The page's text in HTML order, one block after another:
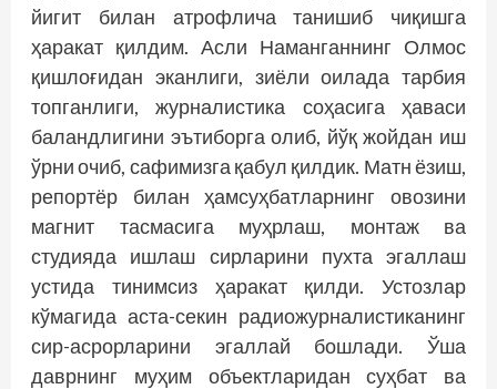
йигит билан атрофлича танишиб чиқишга
ҳаракат қилдим. Асли Наманганнинг Олмос
қишлоғидан эканлиги, зиёли оилада тарбия
топганлиги, журналистика соҳасига ҳаваси
баландлигини эътиборга олиб, йўқ жойдан иш
ўрни очиб, сафимизга қабул қилдик. Матн ёзиш,
репортёр билан ҳамсуҳбатларнинг овозини
магнит тасмасига муҳрлаш, монтаж ва
студияда ишлаш сирларини пухта эгаллаш
устида тинимсиз ҳаракат қилди. Устозлар
кўмагида аста-секин радиожурналистиканинг
сир-асрорларини эгаллай бошлади. Ўша
даврнинг муҳим объектларидан суҳбат ва